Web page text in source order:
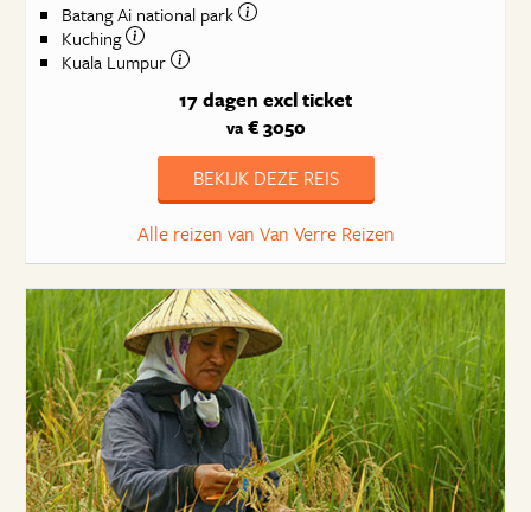
Batang Ai national park
Kuching
Kuala Lumpur
17 dagen excl ticket
va€ 3050
BEKIJK DEZE REIS
Alle reizen van Van Verre Reizen